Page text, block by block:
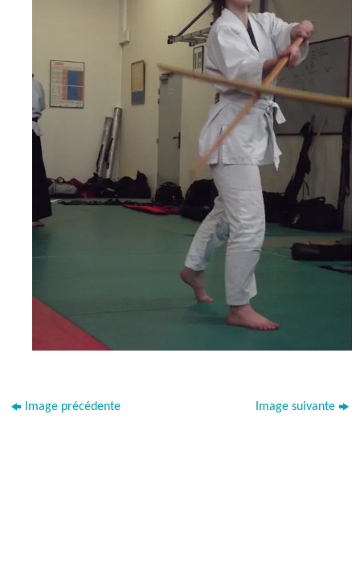
Image précédente Image suivante